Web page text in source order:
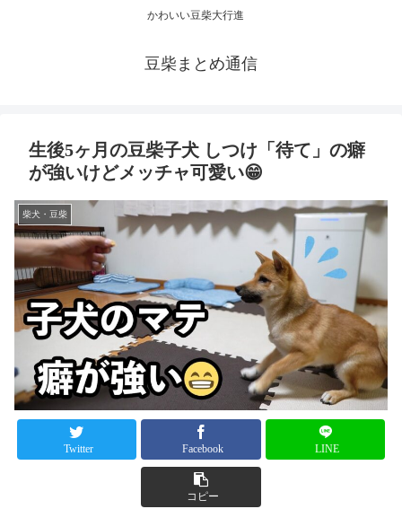
かわいい豆柴大行進
豆柴まとめ通信
生後5ヶ月の豆柴子犬 しつけ「待て」の癖
が強いけどメッチャ可愛い😁
柴犬・豆柴
Twitter Facebook LINE
コピー